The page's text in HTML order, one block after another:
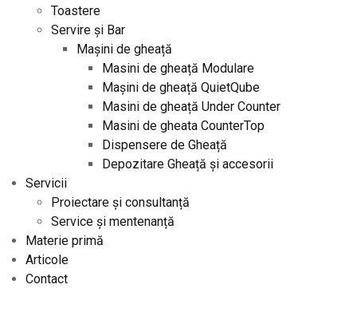
Toastere
Servire și Bar
Mașini de gheață
Masini de gheață Modulare
Mașini de gheață QuietQube
Masini de gheață Under Counter
Masini de gheata CounterTop
Dispensere de Gheață
Depozitare Gheață și accesorii
Servicii
Proiectare și consultanță
Service și mentenanță
Materie primă
Articole
Contact